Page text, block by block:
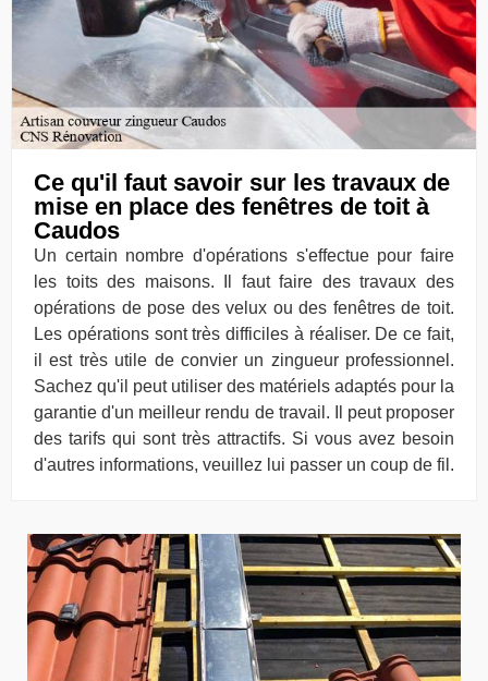
Ce qu'il faut savoir sur les travaux de
mise en place des fenêtres de toit à
Caudos
Un certain nombre d'opérations s'effectue pour faire
les toits des maisons. Il faut faire des travaux des
opérations de pose des velux ou des fenêtres de toit.
Les opérations sont très difficiles à réaliser. De ce fait,
il est très utile de convier un zingueur professionnel.
Sachez qu'il peut utiliser des matériels adaptés pour la
garantie d'un meilleur rendu de travail. Il peut proposer
des tarifs qui sont très attractifs. Si vous avez besoin
d'autres informations, veuillez lui passer un coup de fil.